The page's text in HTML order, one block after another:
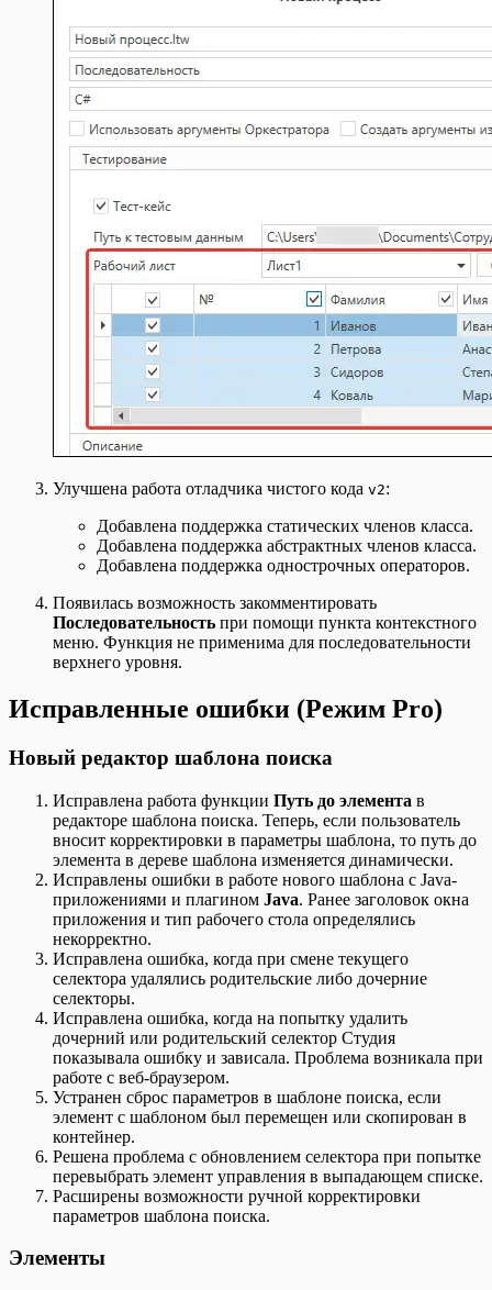
Улучшена работа отладчика чистого кода v2:
Добавлена поддержка статических членов класса.
Добавлена поддержка абстрактных членов класса.
Добавлена поддержка однострочных операторов.
Появилась возможность закомментировать
Последовательность при помощи пункта контекстного
меню. Функция не применима для последовательности
верхнего уровня.
Исправленные ошибки (Режим Pro)
Новый редактор шаблона поиска
Исправлена работа функции Путь до элемента в
редакторе шаблона поиска. Теперь, если пользователь
вносит корректировки в параметры шаблона, то путь до
элемента в дереве шаблона изменяется динамически.
Исправлены ошибки в работе нового шаблона с Java-
приложениями и плагином Java. Ранее заголовок окна
приложения и тип рабочего стола определялись
некорректно.
Исправлена ошибка, когда при смене текущего
селектора удалялись родительские либо дочерние
селекторы.
Исправлена ошибка, когда на попытку удалить
дочерний или родительский селектор Студия
показывала ошибку и зависала. Проблема возникала при
работе с веб-браузером.
Устранен сброс параметров в шаблоне поиска, если
элемент с шаблоном был перемещен или скопирован в
контейнер.
Решена проблема с обновлением селектора при попытке
перевыбрать элемент управления в выпадающем списке.
Расширены возможности ручной корректировки
параметров шаблона поиска.
Элементы